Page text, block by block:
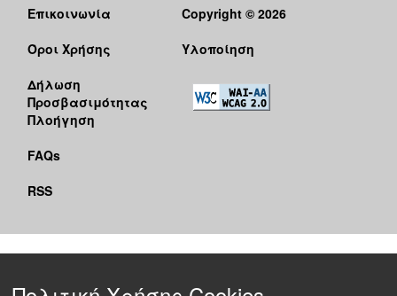
Επικοινωνία
Όροι Χρήσης
Δήλωση
Προσβασιμότητας
Πλοήγηση
FAQs
RSS
Copyright © 2026
Υλοποίηση